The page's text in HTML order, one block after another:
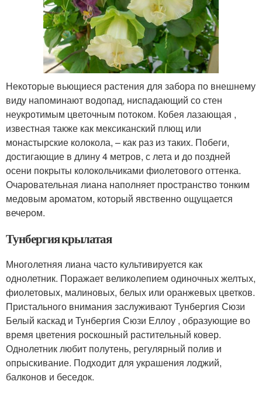
Некоторые вьющиеся растения для забора по внешнему
виду напоминают водопад, ниспадающий со стен
неукротимым цветочным потоком. Кобея лазающая ,
известная также как мексиканский плющ или
монастырские колокола, – как раз из таких. Побеги,
достигающие в длину 4 метров, с лета и до поздней
осени покрыты колокольчиками фиолетового оттенка.
Очаровательная лиана наполняет пространство тонким
медовым ароматом, который явственно ощущается
вечером.
Тунбергия крылатая
Многолетняя лиана часто культивируется как
однолетник. Поражает великолепием одиночных желтых,
фиолетовых, малиновых, белых или оранжевых цветков.
Пристального внимания заслуживают Тунбергия Сюзи
Белый каскад и Тунбергия Сюзи Еллоу , образующие во
время цветения роскошный растительный ковер.
Однолетник любит полутень, регулярный полив и
опрыскивание. Подходит для украшения лоджий,
балконов и беседок.